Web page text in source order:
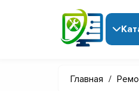
Главная /